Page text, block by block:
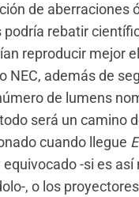
de aberraciones
podría rebatir
reproducir mejor
NEC, además de
de lumens
será un camino
cuando llegue
-si es
, o los